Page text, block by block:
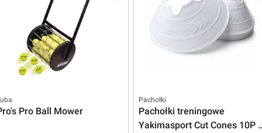
Pro Ball Mower
Pachołki
Pachołki treningowe
Yakimasport Cut Cones 10P -